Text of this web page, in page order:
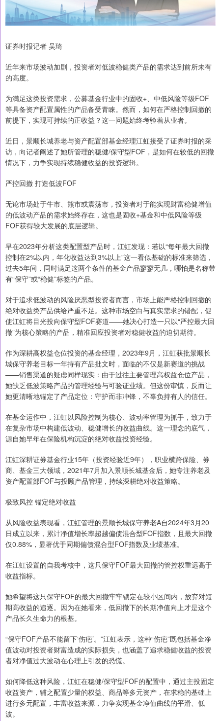
证券时报记者 吴琦
近年来市场波动加剧，投资者对低波稳健类产品的需求达到前所未有
的高度。
为满足这类投资需求，公募基金行业中的固收+、中低风险等级FOF
等具备资产配置属性的产品备受青睐。然而，如何在严格控制回撤的
前提下，实现可持续的正收益？这一问题始终考验着从业者。
近日，景顺长城养老与资产配置部基金经理江虹接受了证券时报的采
访，向记者阐述了她所管理的稳健/保守型FOF，是如何在较低的回撤
情况下，力争实现持续稳健收益的投资逻辑。
严控回撤 打造低波FOF
无论市场处于牛市、熊市或震荡市，投资者对于能实现财富稳健增值
的低波动产品的需求始终存在，这也是固收+基金和中低风险等级
FOF获得较大发展的底层逻辑。
早在2023年分析这类配置型产品时，江虹发现：若以“每年最大回撤
控制在2%以内，年化收益达到3%以上”这一看似基础的标准来筛选，
过去5年间，同时满足这两个条件的基金产品寥寥无几，哪怕是名称带
有“保守”或“稳健”标签的产品。
对于追求低波动的风险厌恶型投资者而言，市场上能严格控制回撤的
绝对收益类产品供给严重不足。这种市场空白与真实需求的错配，促
使江虹将目光投向保守型FOF赛道——她决心打造一只以“严控最大回
撤”为核心策略的产品，精准回应投资者对稳健收益的迫切期待。
作为深耕高权益仓位投资的基金经理，2023年9月，江虹获批景顺长
城保守养老目标一年持有产品批文时，面临的不仅是新赛道的挑战
——销售渠道的疑虑同样现实：由于过往主要管理高权益仓位产品，
她缺乏低波策略产品的管理经验与可验证业绩。但这份审慎，反而让
她更清晰地锚定了产品定位：守护而非冲锋，不辜负持有人的信任。
在基金运作中，江虹以风险控制为核心、波动率管理为抓手，致力于
在复杂市场中构建低波动、稳健增长的收益曲线。这一理念的底气，
源自她早年在保险机构沉淀的绝对收益投资经验。
江虹深耕证券基金行业15年（投资经验近9年），职业横跨保险、券
商、基金三大领域，2021年7月加入景顺长城基金后，她专注养老及
资产配置部FOF与投顾产品管理，持续深耕绝对收益策略。
极致风控 锚定绝对收益
从风险收益表现看，江虹管理的景顺长城保守养老A自2024年3月20
日成立以来，累计净值增长率超越偏债混合型FOF指数，且最大回撤
仅0.88%，显著优于同期偏债混合型FOF指数及业绩基准。
在江虹设置的自我考核中，这只保守FOF最大回撤的管控权重远高于
收益指标。
她希望将这只保守FOF的最大回撤牢牢锁定在较小区间内，放弃对短
期高收益的追逐。因为在她看来，低回撤下的长期净值向上才是这个
产品长久生命力的根基。
“保守FOF产品不能留下‘伤疤’。”江虹表示，这种“伤疤”既包括基金净
值波动对投资者财富造成的实际损失，也涵盖了追求稳健收益的投资
者对净值过大波动在心理上引发的恐慌。
如何降低这种风险，江虹在稳健/保守型FOF的配置中，通过主投固定
收益资产，辅之配置少量的权益、商品等多元资产，在求稳的基础上
进行多元配置，丰富收益来源，力争实现基金净值曲线的平滑、低
波。